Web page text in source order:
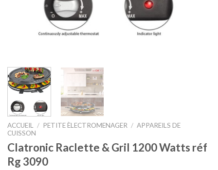
ACCUEIL / PETITE ÈLECTROMENAGER / APPAREILS DE
CUISSON
Clatronic Raclette & Gril 1200 Watts réf
Rg 3090